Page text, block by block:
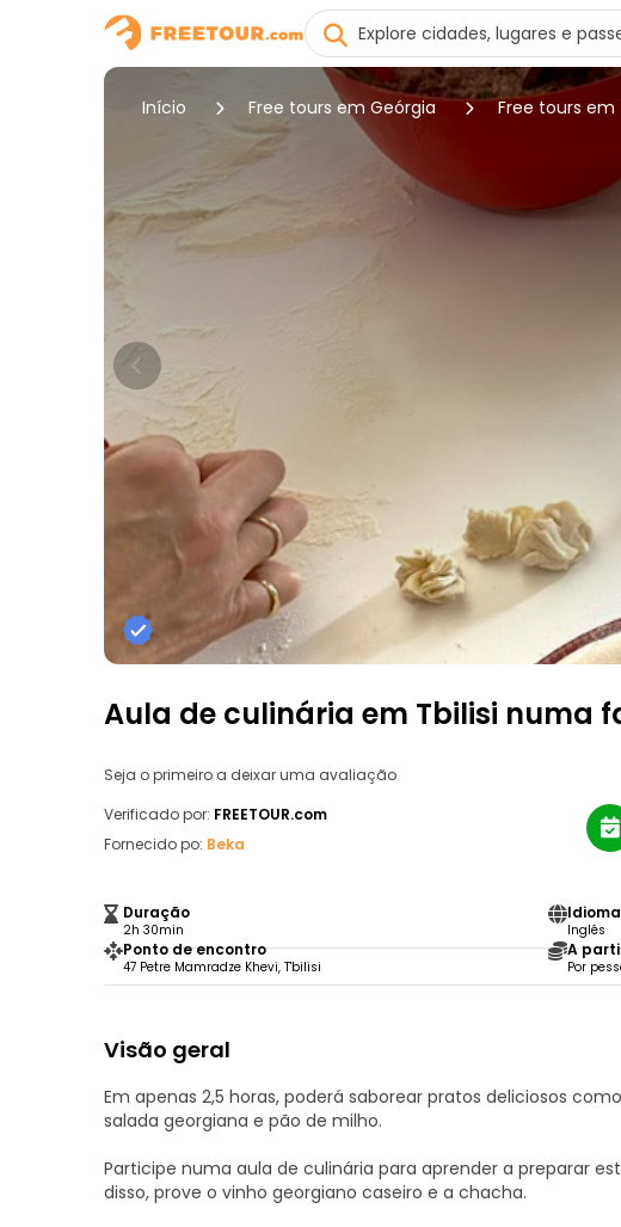
Início Free tours em Geórgia Free tours em
Aula de culinária em Tbilisi numa
Seja o primeiro a deixar uma avaliação
Verificado por: FREETOUR.com
Fornecido po: Beka
Duração
2h 30min Inglês
Ponto de encontro
47 Petre Mamradze Khevi, T'bilisi
A
Por
Visão geral
Em apenas 2,5 horas, poderá saborear pratos deliciosos
salada georgiana e pão de milho.
Participe numa aula de culinária para aprender a preparar
disso, prove o vinho georgiano caseiro e a chacha.